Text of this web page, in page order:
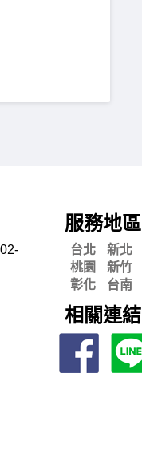
服務地區
台北 新北
桃園
新竹
彰化
台南
相關連結